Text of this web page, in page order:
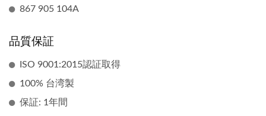
867 905 104A
品質保証
ISO 9001:2015認証取得
100% 台湾製
保証: 1年間